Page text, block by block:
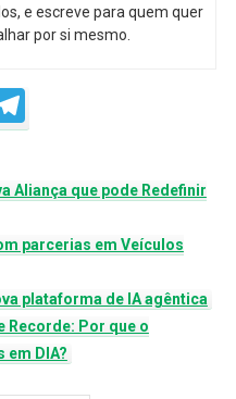
e escreve para quem quer
por si mesmo.
Aliança que pode Redefinir
parcerias em Veículos
plataforma de IA agêntica
Recorde: Por que o
em DIA?